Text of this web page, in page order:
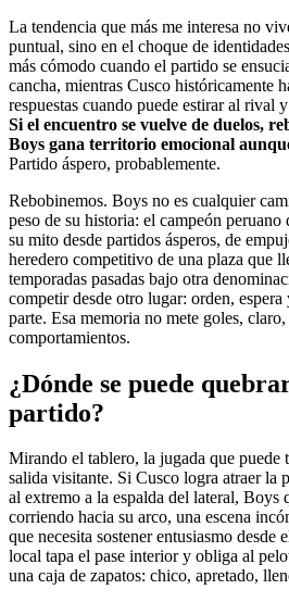
La tendencia que más me interesa no
puntual, sino en el choque de
más cómodo cuando el partido se
cancha, mientras Cusco históricamente
respuestas cuando puede estirar al rival
Si el encuentro se vuelve de duelos,
Boys gana territorio emocional
Partido áspero, probablemente.
Rebobinemos. Boys no es cualquier
peso de su historia: el campeón
su mito desde partidos ásperos, de
heredero competitivo de una plaza que
temporadas pasadas bajo otra
competir desde otro lugar: orden,
parte. Esa memoria no mete goles,
comportamientos.
¿Dónde se puede
partido?
Mirando el tablero, la jugada que puede
salida visitante. Si Cusco logra atraer la
al extremo a la espalda del lateral, Boys
corriendo hacia su arco, una escena
que necesita sostener entusiasmo desde
local tapa el pase interior y obliga al
una caja de zapatos: chico, apretado,